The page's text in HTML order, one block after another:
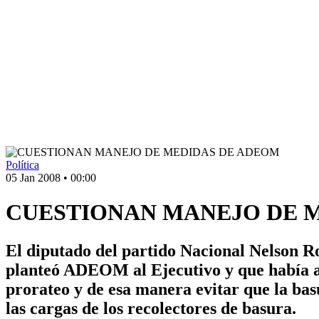
Política
05 Jan 2008 • 00:00
CUESTIONAN MANEJO DE
El diputado del partido Nacional Nelson
planteó ADEOM al Ejecutivo y que había
prorateo y de esa manera evitar que la
las cargas de los recolectores de basura.